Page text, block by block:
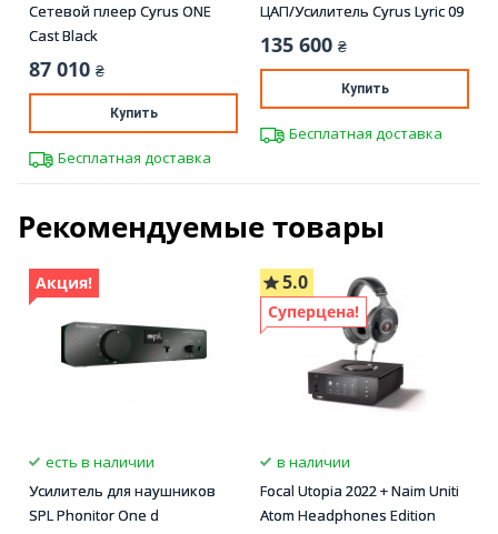
Сетевой плеер Cyrus ONE
Cast Black
87 010 ₴
Купить
Бесплатная доставка
ЦАП/Усилитель Cyrus Lyric 09
135 600 ₴
Купить
Бесплатная доставка
Рекомендуемые товары
Акция!
есть в наличии
Усилитель для наушников
SPL Phonitor One d
5.0
Суперцена!
в наличии
Focal Utopia 2022 + Naim Uniti
Atom Headphones Edition